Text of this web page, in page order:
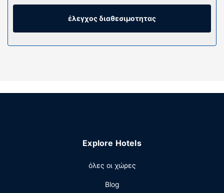
πάντα online και για τη διασκέδασή σας προσφέρονται
ακόμη δορυφορικά κανάλια. Τα ιδιωτικά μπάνια με
συνεστιάσεων και μηχάνημα αυτόματης πώλησης.
μεταξύ 6:00 π.μ. - 9:30 π.μ. και τα σαββατοκύριακα
έλεγχος διαθεσιμοτητας
Explore Hotels
όλες οι χώρες
Blog